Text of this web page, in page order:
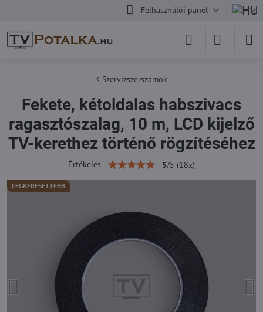
Felhasználói panel
LEGKERESETTEBB
Szervizszerszámok
Fekete, kétoldalas habszivacs
ragasztószalag, 10 m, LCD kijelző
TV-kerethez történő rögzítéséhez
Értékelés 5/5 (18x)